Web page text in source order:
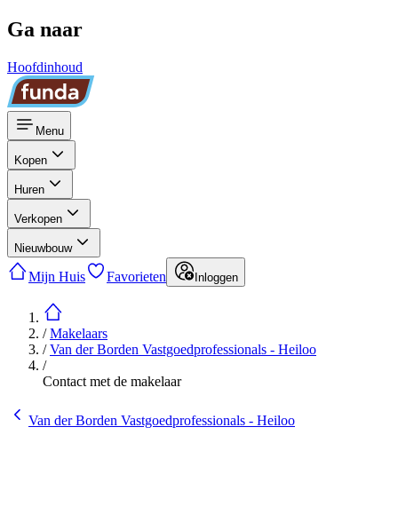
Ga naar
Hoofdinhoud
Menu
Kopen
Huren
Verkopen
Nieuwbouw
Mijn Huis Favorieten Inloggen
/Makelaars
/Van der Borden Vastgoedprofessionals - Heiloo
/
Contact met de makelaar
Van der Borden Vastgoedprofessionals - Heiloo